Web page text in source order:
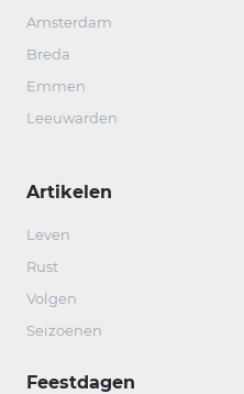
Amsterdam
Breda
Emmen
Leeuwarden
Artikelen
Leven
Rust
Volgen
Seizoenen
Feestdagen